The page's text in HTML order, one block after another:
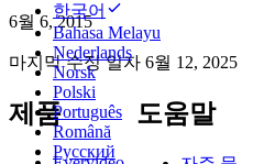
한국어
Bahasa Melayu
Nederlands
Norsk
Polski
Português
Română
Русский
6월 6, 2015
마지막 수정 일자 6월 12, 2025
제품 도움말